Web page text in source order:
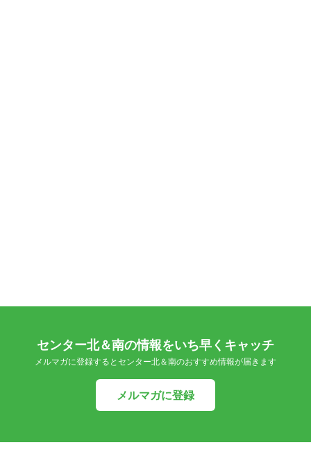
センター北＆南の情報をいち早くキャッチ
メルマガに登録するとセンター北＆南のおすすめ情報が届きます
メルマガに登録